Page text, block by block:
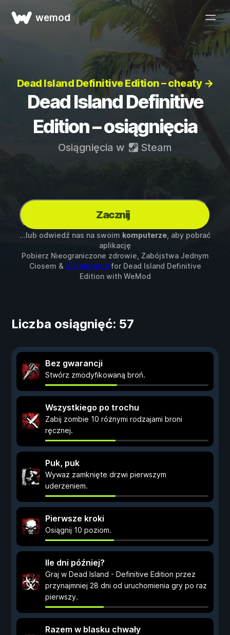
wemod
Dead Island Definitive Edition – cheaty →
Dead Island Definitive
Edition – osiągnięcia
Osiągnięcia w Steam
Zacznij
...lub odwiedź nas na swoim komputerze , aby pobrać
aplikację
Pobierz Nieograniczone zdrowie, Zabójstwa Jednym
Ciosem & 20 inny mod for Dead Island Definitive
Editionwith WeMod
Liczba osiągnięć: 57
Bez gwarancji
Stwórz zmodyfikowaną broń.
Wszystkiego po trochu
Zabij zombie 10 różnymi rodzajami broni
ręcznej.
Puk, puk
Wyważ zamknięte drzwi pierwszym
uderzeniem.
Pierwsze kroki
Osiągnij 10 poziom.
Ile dni później?
Graj w Dead Island - Definitive Edition przez
przynajmniej 28 dni od uruchomienia gry po raz
pierwszy.
Razem w blasku chwały